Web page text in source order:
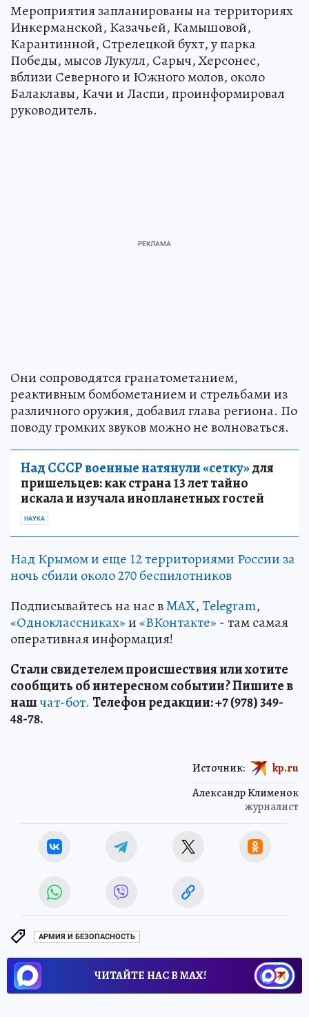
Мероприятия запланированы на территориях
Инкерманской, Казачьей, Камышовой,
Карантинной, Стрелецкой бухт, у парка
Победы, мысов Лукулл, Сарыч, Херсонес,
вблизи Северного и Южного молов, около
Балаклавы, Качи и Ласпи, проинформировал
руководитель.
Они сопроводятся гранатометанием,
реактивным бомбометанием и стрельбами из
различного оружия, добавил глава региона. По
поводу громких звуков можно не волноваться.
Над СССР военные натянули «сетку»для
пришельцев: как страна 13 лет тайно
искала и изучала инопланетных гостей
НАУКА
Над Крымом и еще 12 территориями России за
ночь сбили около 270 беспилотников
Подписывайтесь на нас вMAX,Telegram,
«Одноклассниках»и«ВКонтакте» - там самая
оперативная информация!
Стали свидетелем происшествия или хотите
сообщить об интересном событии? Пишите в
нашчат-бот. Телефон редакции: +7 (978) 349-
48-78.
Александр Клименок
журналист
Источник: kp.ru
АРМИЯ И БЕЗОПАСНОСТЬ
ЧИТАЙТЕ НАС В МАХ!